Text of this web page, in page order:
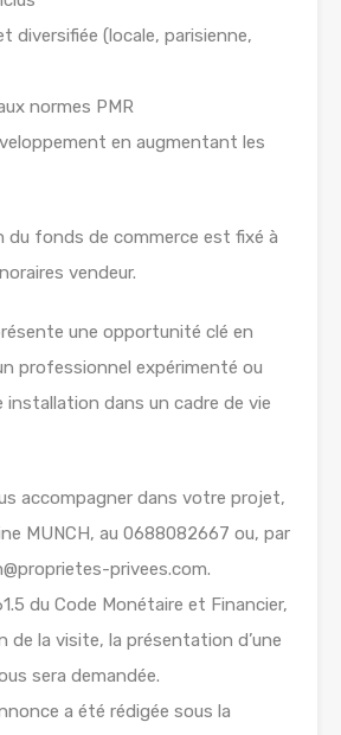
diversifiée (locale, parisienne,
normes PMR
en augmentant les
du fonds de commerce est fixé à
vendeur.
une opportunité clé en
professionnel expérimenté ou
installation dans un cadre de vie
accompagner dans votre projet,
MUNCH, au 0688082667 ou, par
privees.com.
du Code Monétaire et Financier,
de la visite, la présentation d’une
sera demandée.
a été rédigée sous la